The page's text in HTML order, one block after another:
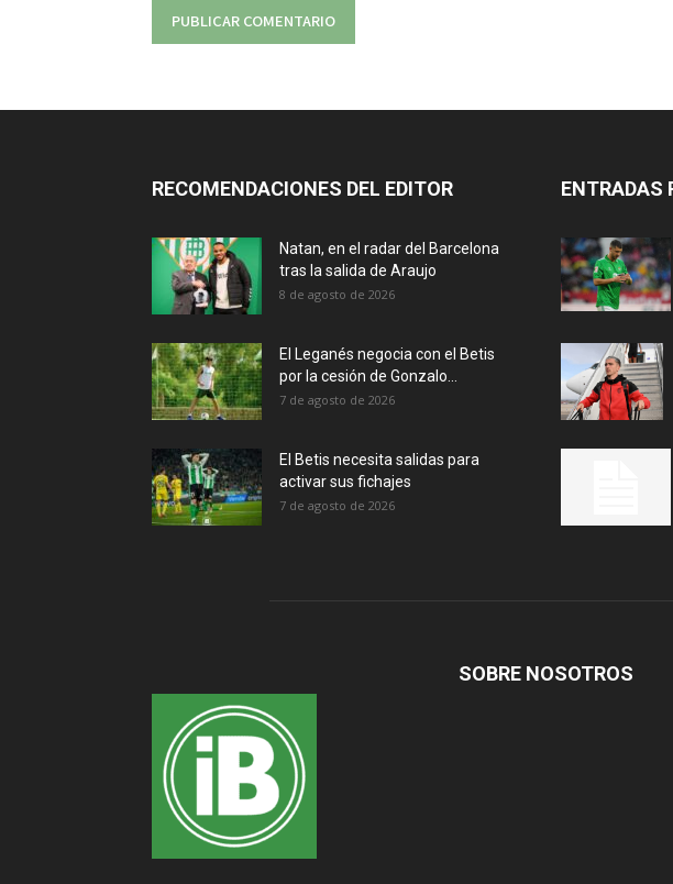
RECOMENDACIONES DEL EDITOR
Natan, en el radar del Barcelona
tras la salida de Araujo
8 de agosto de 2026
El Leganés negocia con el Betis
por la cesión de Gonzalo...
7 de agosto de 2026
El Betis necesita salidas para
activar sus fichajes
7 de agosto de 2026
ENTRADAS
SOBRE NOSOTROS